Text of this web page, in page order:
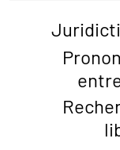
LISTE